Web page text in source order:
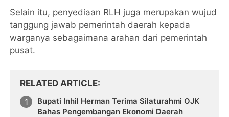
Selain itu, penyediaan RLH juga merupakan wujud
tanggung jawab pemerintah daerah kepada
warganya sebagaimana arahan dari pemerintah
pusat.
RELATED ARTICLE
Bupati Inhil Herman Terima Silaturahmi OJK
Bahas Pengembangan Ekonomi Daerah